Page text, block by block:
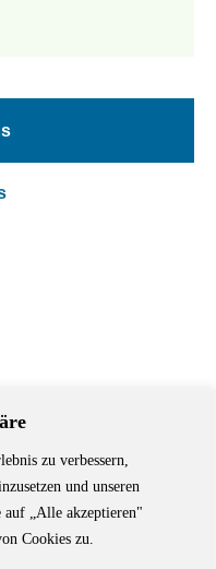
zu verbessern,
und unseren
auf „Alle akzeptieren"
Cookies zu.
für Autorinnen und
ein Veranstaltungsort für